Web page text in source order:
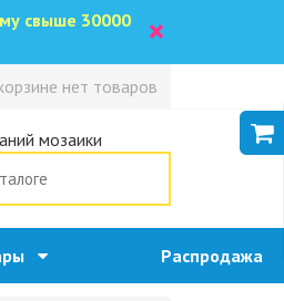
свыше 30000
×
нет товаров
мозаики
Распродажа